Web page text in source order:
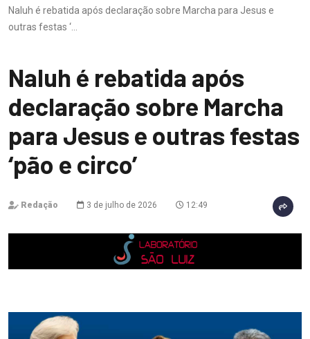
Naluh é rebatida após declaração sobre Marcha para Jesus e
outras festas ‘...
Naluh é rebatida após
declaração sobre Marcha
para Jesus e outras festas
‘pão e circo’
Redação 3 de julho de 2026 12:49